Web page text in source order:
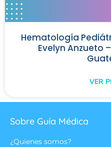
Hematología
Evelyn Anzueto
VER
Sobre Guía Médica
¿Quienes somos?